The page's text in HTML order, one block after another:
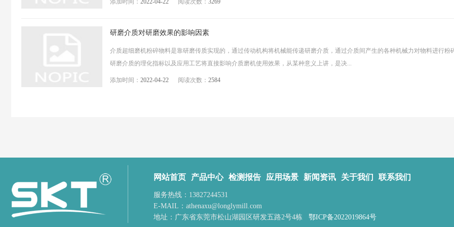
添加时间： 2022-04-22 阅读次数： 3269
研磨介质对研磨效果的影响因素
介质超细磨机粉碎物料是靠研磨传质实现的，通过传动机构将机械能传递研磨介质，通过介质间产生的各种机械力对物料进行粉
研磨介质的理化指标以及应用工艺将直接影响介质磨机使用效果，从某种意义上讲，是决...
添加时间： 2022-04-22 阅读次数： 2584
网站首页 产品中心 检测报告 应用场景 新闻资讯 关于我们 联系我们
服务热线：13827244531
E-MAIL： athenaxu@longlymill.com
地址： 广东省东莞市松山湖园区研发五路2号4栋 鄂ICP备2022019864号